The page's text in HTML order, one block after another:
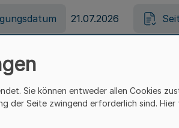
21.07.2026
von
– LADG
21.07.2026
Sie können entweder allen Cookies
der Seite zwingend erforderlich sind. Hier